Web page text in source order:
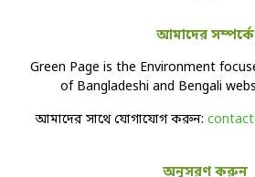
আমাদের সম্পর্কে
Green Page is the Environment
of Bangladeshi and Bengali
আমাদের সাথে যোগাযোগ করুন:
অনুসরণ করুন